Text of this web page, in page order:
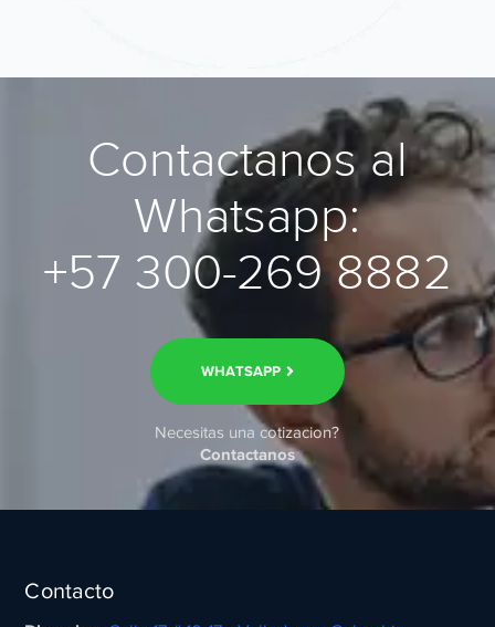
Contactanos al
Whatsapp:
+57 300-269 8882
WHATSAPP
Necesitas una cotizacion?
Contactanos
Contacto